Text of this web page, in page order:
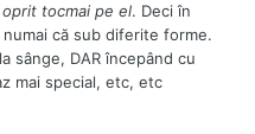
tocmai pe el. Deci în
că sub diferite forme.
sânge, DAR începând cu
mai special, etc, etc